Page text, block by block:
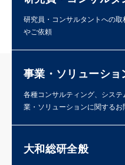
研究員・コンサルタントへの
やご依頼
事業・ソリューショ
各種コンサルティング、シス
業・ソリューションに関するお
大和総研全般